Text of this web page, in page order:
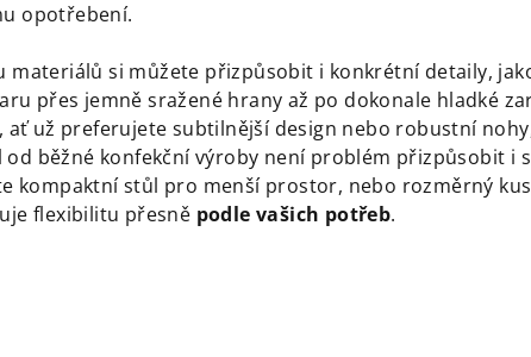
opotřebení.
materiálů si můžete přizpůsobit i konkrétní detaily,
přes jemně sražené hrany až po dokonale hladké
ať už preferujete subtilnější design nebo robustní
od běžné konfekční výroby není problém přizpůsobit i
kompaktní stůl pro menší prostor, nebo rozměrný
flexibilitu přesně podle vašich potřeb.